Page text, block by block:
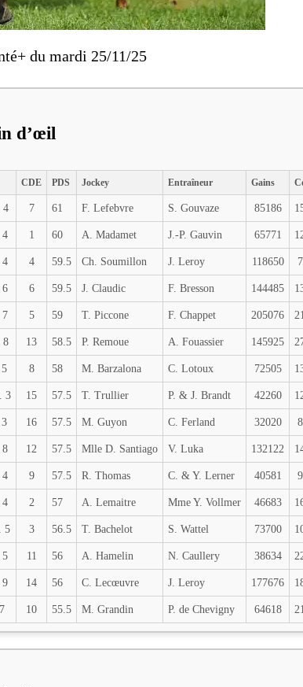
du mardi 25/11/25
d’œil
CDE PDS Jockey Entraîneur Gains
4 7 61 F. Lefebvre S. Gouvaze 85186
1 60 A. Madamet J.-P. Gauvin 65771
4 59.5 Ch. Soumillon J. Leroy 118650
6 59.5 J. Claudic F. Bresson 144485
5 59 T. Piccone F. Chappet 205076
8 13 58.5 P. Remoue A. Fouassier 145925
8 58 M. Barzalona C. Lotoux 72505
3 15 57.5 T. Trullier P. & J. Brandt 42260
16 57.5 M. Guyon C. Ferland 32020
12 57.5 Mlle D. Santiago V. Luka 132122
9 57.5 R. Thomas C. & Y. Lerner 40581
2 57 A. Lemaitre Mme Y. Vollmer 46683
5 3 56.5 T. Bachelot S. Wattel 73700
11 56 A. Hamelin N. Caullery 38634
14 56 C. Lecœuvre J. Leroy 177676
10 55.5 M. Grandin P. de Chevigny 64618